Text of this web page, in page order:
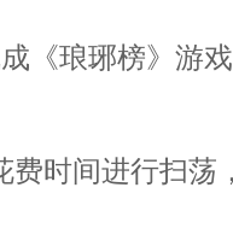
成《琅琊榜》游
时间进行扫荡